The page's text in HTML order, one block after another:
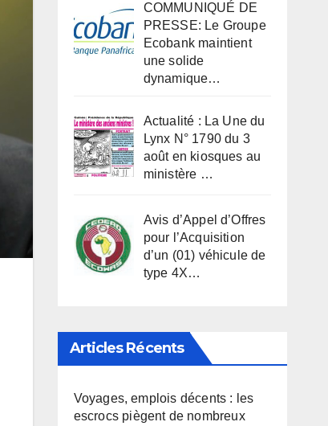
COMMUNIQUÉ DE
PRESSE: Le Groupe
Ecobank maintient
une solide
dynamique…
Actualité : La Une du
Lynx N° 1790 du 3
août en kiosques au
ministère …
Avis d’Appel d’Offres
pour l’Acquisition
d’un (01) véhicule de
type 4X…
Articles Récents
Voyages, emplois décents : les
escrocs piègent de nombreux